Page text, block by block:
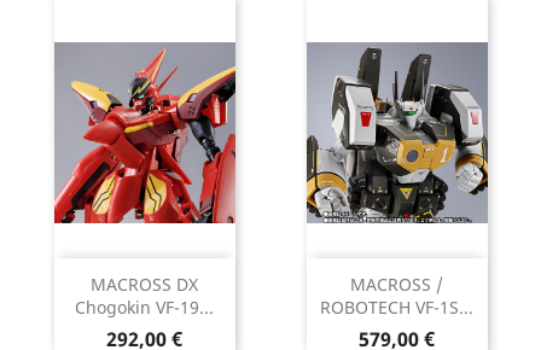
MACROSS DX
Chogokin VF-19...
Prix
292,00 €
MACROSS /
ROBOTECH VF-1S...
Prix
579,00 €